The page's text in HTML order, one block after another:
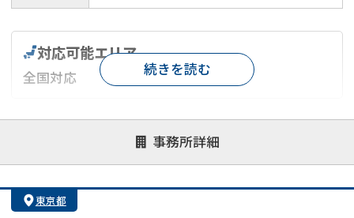
事務所詳細
対応可能エリア
全国対応
対応が親身 オンライン面談可能
レスポンスが早い
1億円以上の買取可
続きを読む
東京都